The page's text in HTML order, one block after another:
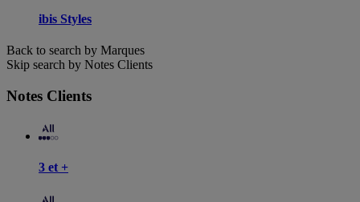
ibis Styles
Back to search by Marques
Skip search by Notes Clients
Notes Clients
3 et +